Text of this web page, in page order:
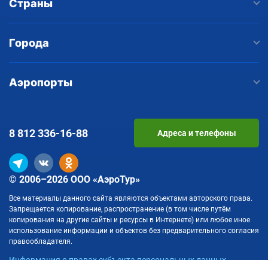
Страны
Города
Аэропорты
© 2006–2026 ООО «АэроТур»
Все материалы данного сайта являются объектами авторского права.
Запрещается копирование, распространение (в том числе путём
копирования на другие сайты и ресурсы в Интернете) или любое иное
использование информации и объектов без предварительного согласия
правообладателя.
8 812336-16-88 Адреса и телефоны